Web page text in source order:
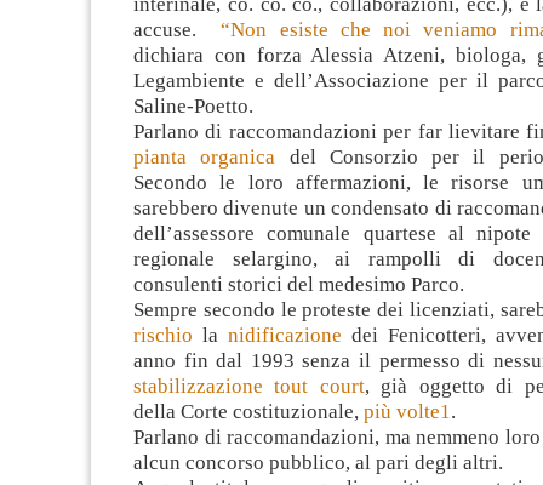
interinale, co. co. co., collaborazioni, ecc.), e
accuse.“Non esiste che noi veniamo
dichiara con forza Alessia Atzeni, biologa,
Legambiente e dell’Associazione per il
Saline-Poetto.
Parlano di raccomandazioni per far lievitare
pianta organica del Consorzio per il
Secondo le loro affermazioni, le risorse
sarebbero divenute un condensato di
dell’assessore comunale quartese al
regionale selargino, ai rampolli di
consulenti storici del medesimo Parco.
Sempre secondo le proteste dei licenziati,
rischio la nidificazione dei Fenicotteri,
anno fin dal 1993 senza il permesso di
stabilizzazione tout court, già oggetto di
della Corte costituzionale, più volte1.
Parlano di raccomandazioni, ma nemmeno
alcun concorso pubblico, al pari degli altri.